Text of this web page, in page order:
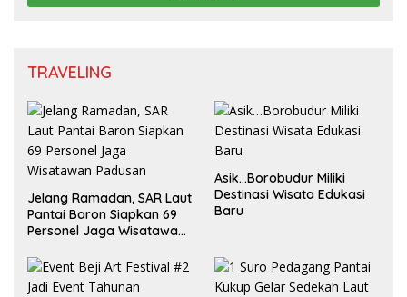
TRAVELING
Jelang Ramadan, SAR Laut
Pantai Baron Siapkan 69
Personel Jaga Wisatawan
Asik…Borobudur Miliki
Destinasi Wisata Edukasi
Baru